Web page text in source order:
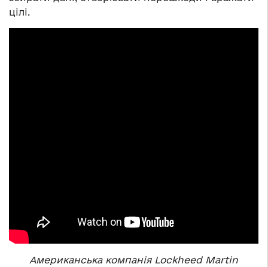
цілі.
Американська компанія Lockheed Martin